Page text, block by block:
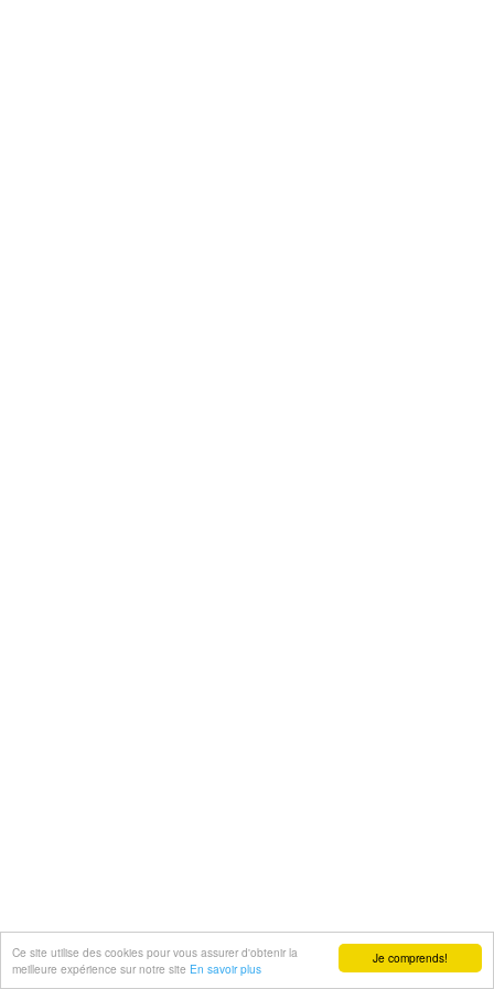
Je comprends!
Ce site utilise des cookies pour vous assurer d'obtenir la
meilleure expérience sur notre site En savoir plus